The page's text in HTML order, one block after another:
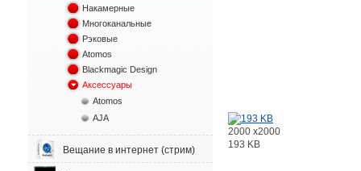
Накамерные
Многоканальные
Рэковые
Atomos
Blackmagic Design
Аксессуары
Atomos
AJA
Вещание в интернет (стрим)
2000 x2000
193 KB